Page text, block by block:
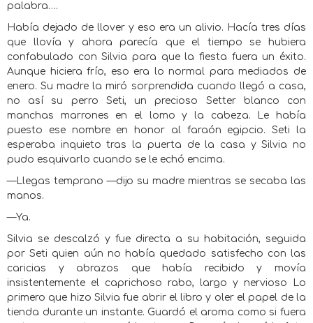
palabra….
Había dejado de llover y eso era un alivio. Hacía tres días
que llovía y ahora parecía que el tiempo se hubiera
confabulado con Silvia para que la fiesta fuera un éxito.
Aunque hiciera frío, eso era lo normal para mediados de
enero. Su madre la miró sorprendida cuando llegó a casa,
no así su perro Seti, un precioso Setter blanco con
manchas marrones en el lomo y la cabeza. Le había
puesto ese nombre en honor al faraón egipcio. Seti la
esperaba inquieto tras la puerta de la casa y Silvia no
pudo esquivarlo cuando se le echó encima.
—Llegas temprano —dijo su madre mientras se secaba las
manos.
—Ya.
Silvia se descalzó y fue directa a su habitación, seguida
por Seti quien aún no había quedado satisfecho con las
caricias y abrazos que había recibido y movía
insistentemente el caprichoso rabo, largo y nervioso Lo
primero que hizo Silvia fue abrir el libro y oler el papel de la
tienda durante un instante. Guardó el aroma como si fuera